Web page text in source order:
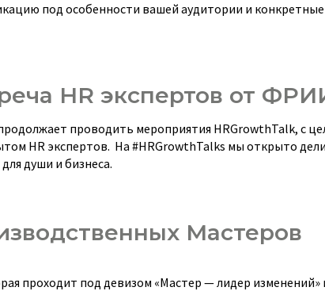
под особенности вашей аудитории и
HR экспертов от
проводить мероприятия HRGrowthTalk, с
HR экспертов. На #HRGrowthTalks мы открыто
души и бизнеса.
Мастеров
проходит под девизом «Мастер — лидер изменений»